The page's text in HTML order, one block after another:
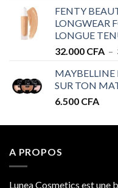
FENTY
LONGWEAR
LONGUE
32.000 CFA –
MAYBELLINE
SUR TON
6.500 CFA
A PROPOS
Lunea Cosmetics est une